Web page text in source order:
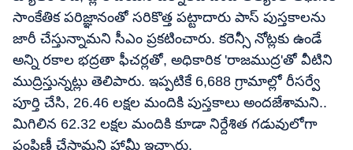
సాంకేతిక పరిజ్ఞానంతో సరికొత్త పట్టాదారు పాస్ పుస్తకాలను
జారీ చేస్తున్నామని సీఎం ప్రకటించారు. కరెన్సీ నోట్లకు ఉండే
అన్ని రకాల భద్రతా ఫీచర్లతో, అధికారిక 'రాజముద్ర'తో వీటిని
ముద్రిస్తున్నట్లు తెలిపారు. ఇప్పటికే 6,688 గ్రామాల్లో రీసర్వే
పూర్తి చేసి, 26.46 లక్షల మందికి పుస్తకాలు అందజేశామని..
మిగిలిన 62.32 లక్షల మందికి కూడా నిర్దేశిత గడువులోగా
పంపిణీ చేస్తామని హామీ ఇచ్చారు.